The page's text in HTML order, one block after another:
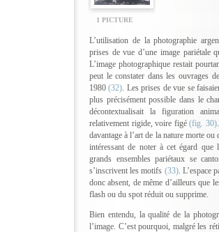
1 PICTURE
L’utilisation de la photographie
prises de vue d’une image pariétale
L’image photographique restait
peut le constater dans les ouvrages
1980 (32). Les prises de vue se
plus précisément possible dans le
décontextualisait la figuration
relativement rigide, voire figé(fig. 30)
davantage à l’art de la nature morte
intéressant de noter à cet égard que
grands ensembles pariétaux se
s’inscrivent les motifs (33). L’espace
donc absent, de même d’ailleurs que
flash ou du spot réduit ou supprime.
Bien entendu, la qualité de la
l’image. C’est pourquoi, malgré les